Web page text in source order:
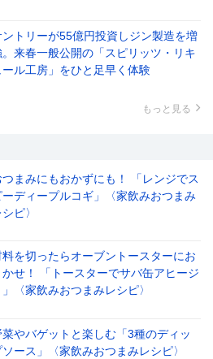
ントリーが55億円投資しジン製造を増
。来春一般公開の「スピリッツ・リキ
ール工房」をひと足早く体験
もっと見る
つまみにもおかずにも！ 「レンジでス
ーディープルコギ」〈家飲みおつまみ
シピ〉
料を切ったらオーブントースターにお
かせ！ 「トースターでサバ缶アヒージ
」〈家飲みおつまみレシピ〉
菜やバゲットと楽しむ「3種のディッ
ソース」〈家飲みおつまみレシピ〉